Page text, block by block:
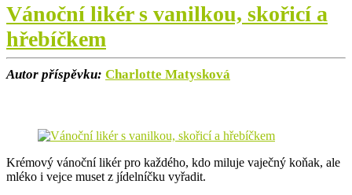
Vánoční likér s vanilkou, skořicí a
hřebíčkem
Autor příspěvku: Charlotte Matysková
Krémový vánoční likér pro každého, kdo miluje vaječný koňak, ale
mléko i vejce muset z jídelníčku vyřadit.